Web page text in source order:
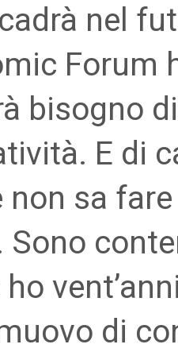
nel
Forum
bisogno
E di
sa
Sono
di